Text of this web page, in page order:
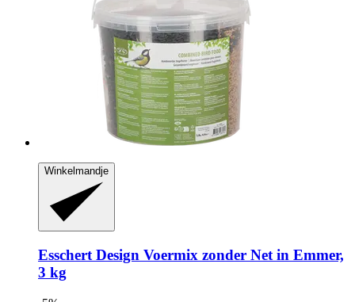
Winkelmandje
Esschert Design Voermix zonder Net in Emmer,
3 kg